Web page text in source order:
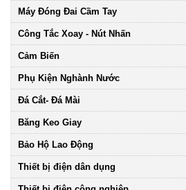
Máy Đóng Đai Cầm Tay
Công Tắc Xoay - Nút Nhấn
Cảm Biến
Phụ Kiện Nghành Nước
Đá Cắt- Đá Mài
Băng Keo Giay
Bảo Hộ Lao Động
Thiết bị điện dân dụng